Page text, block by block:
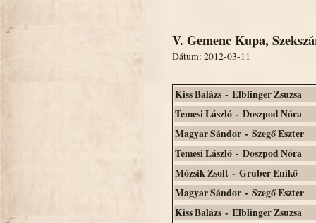
V. Gemenc Kupa,
Dátum: 2012-03-11
Kiss Balázs - Elblinger Zsuzsa
Temesi László - Doszpod Nóra
Magyar Sándor - Szegő Eszter
Temesi László - Doszpod Nóra
Mózsik Zsolt - Gruber Enikő
Magyar Sándor - Szegő Eszter
Kiss Balázs - Elblinger Zsuzsa